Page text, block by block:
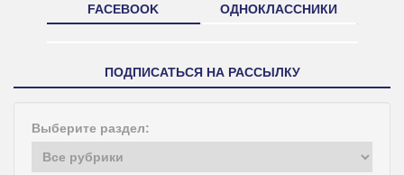
FACEBOOK ОДНОКЛАССНИКИ
ПОДПИСАТЬСЯ НА РАССЫЛКУ
Выберите раздел: